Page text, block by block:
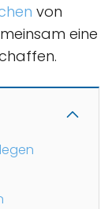
von
eine